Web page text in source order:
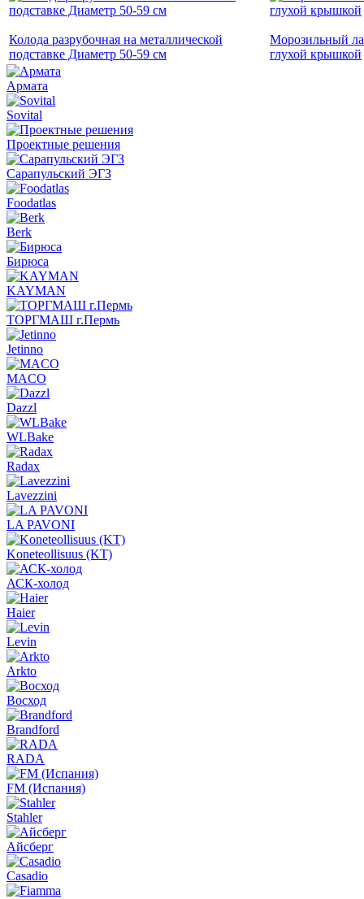
Колода разрубочная на металлической
подставке Диаметр 50-59 cм
Морозильный
глухой крышкой
Армата
Sovital
Проектные решения
Сарапульский ЭГЗ
Foodatlas
Berk
Бирюса
KAYMAN
ТОРГМАШ г.Пермь
Jetinno
MACO
Dazzl
WLBake
Radax
Lavezzini
LA PAVONI
Koneteollisuus (KT)
АСК-холод
Haier
Levin
Arkto
Восход
Brandford
RADA
FM (Испания)
Stahler
Айсберг
Casadio